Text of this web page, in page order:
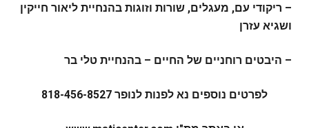
– ריקודי עם, מעגלים, שורות וזוגות בהנחיית ליאור חייקין
ושגיא עזרן
– היבטים רוחניים של החיים – בהנחיית טלי בר
לפרטים נוספים נא לפנות לנופר 818-456-8527